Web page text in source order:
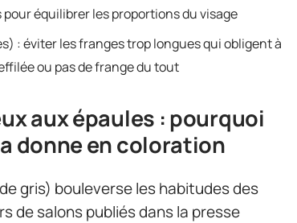
équilibrer les proportions du visage
: éviter les franges trop longues qui obligent à
ou pas de frange du tout
aux épaules : pourquoi
donne en coloration
gris) bouleverse les habitudes des
de salons publiés dans la presse